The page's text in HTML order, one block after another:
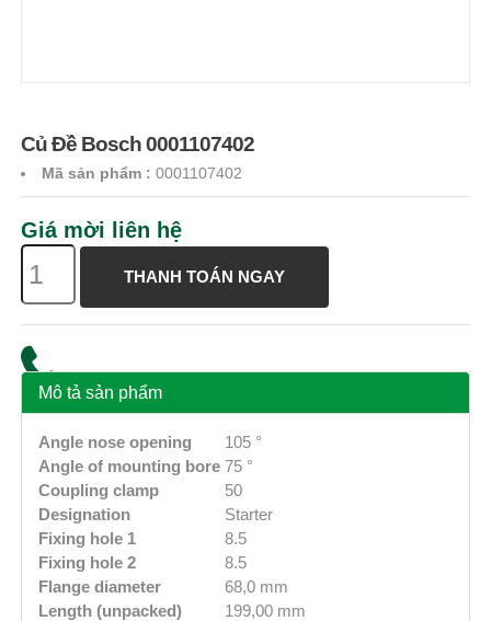
Củ Đề Bosch 0001107402
Mã sản phẩm :0001107402
Giá mời liên hệ
THANH TOÁN NGAY
Mô tả sản phẩm
Angle nose opening
105 °
Angle of mounting bore 75 °
Coupling clamp
50
Designation
Starter
Fixing hole 1
8.5
Fixing hole 2
8.5
Flange diameter
68,0 mm
Length (unpacked)
199,00 mm